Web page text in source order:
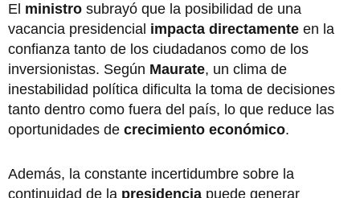
El ministro subrayó que la posibilidad de una
vacancia presidencial impacta directamente en la
confianza tanto de los ciudadanos como de los
inversionistas. Según Maurate, un clima de
inestabilidad política dificulta la toma de decisiones
tanto dentro como fuera del país, lo que reduce las
oportunidades de crecimiento económico.
Además, la constante incertidumbre sobre la
continuidad de la presidencia puede generar